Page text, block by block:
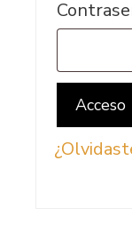
Acceso